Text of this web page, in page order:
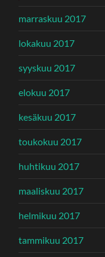
marraskuu 2017
lokakuu 2017
syyskuu 2017
elokuu 2017
kesäkuu 2017
toukokuu 2017
huhtikuu 2017
maaliskuu 2017
helmikuu 2017
tammikuu 2017